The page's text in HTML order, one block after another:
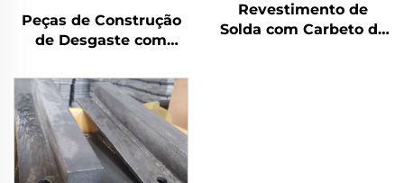
Peças de Construção
de Desgaste com
Carbeto de Cromo
(CCO)
Revestimento de
Solda com Carbeto de